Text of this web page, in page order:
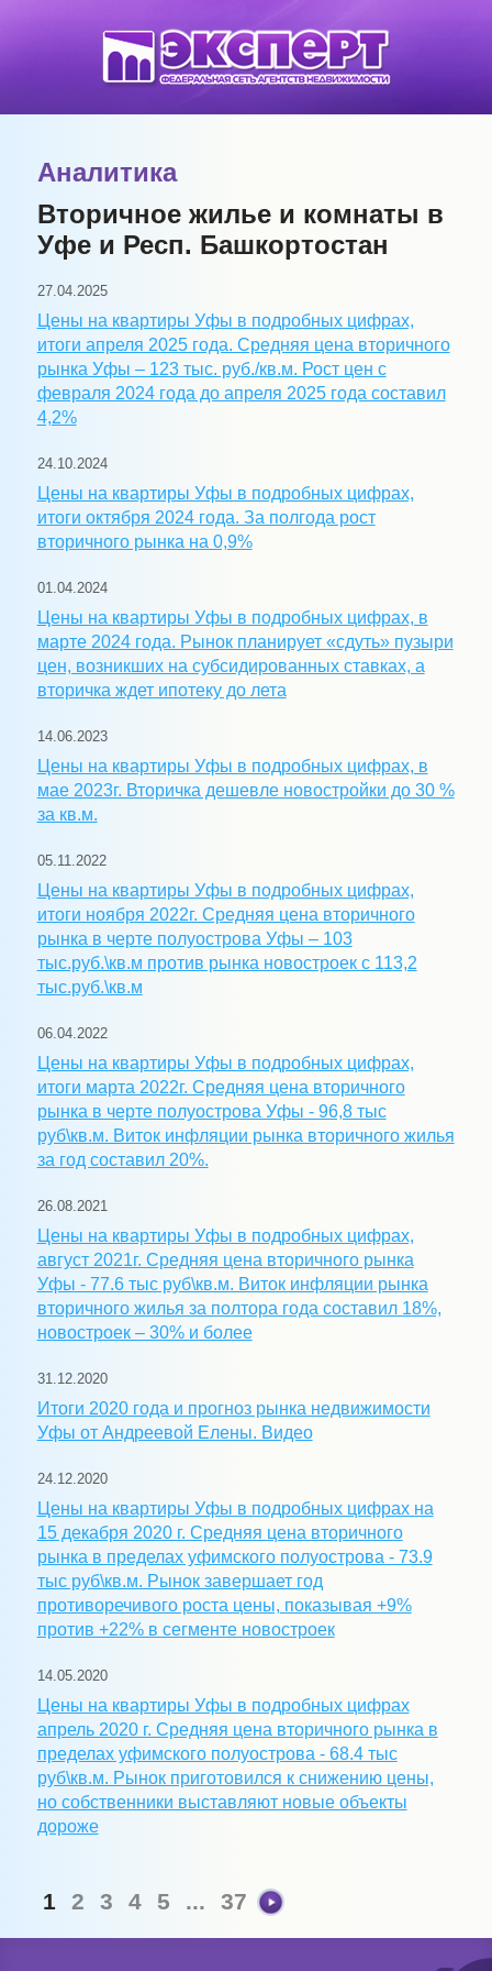
Аналитика
Вторичное жилье и комнаты в
Уфе и Респ. Башкортостан
27.04.2025
Цены на квартиры Уфы в подробных цифрах,
итоги апреля 2025 года. Средняя цена вторичного
рынка Уфы – 123 тыс. руб./кв.м. Рост цен с
февраля 2024 года до апреля 2025 года составил
4,2%
24.10.2024
Цены на квартиры Уфы в подробных цифрах,
итоги октября 2024 года. За полгода рост
вторичного рынка на 0,9%
01.04.2024
Цены на квартиры Уфы в подробных цифрах, в
марте 2024 года. Рынок планирует «сдуть» пузыри
цен, возникших на субсидированных ставках, а
вторичка ждет ипотеку до лета
14.06.2023
Цены на квартиры Уфы в подробных цифрах, в
мае 2023г. Вторичка дешевле новостройки до 30 %
за кв.м.
05.11.2022
Цены на квартиры Уфы в подробных цифрах,
итоги ноября 2022г. Средняя цена вторичного
рынка в черте полуострова Уфы – 103
тыс.руб.\кв.м против рынка новостроек с 113,2
тыс.руб.\кв.м
06.04.2022
Цены на квартиры Уфы в подробных цифрах,
итоги марта 2022г. Средняя цена вторичного
рынка в черте полуострова Уфы - 96,8 тыс
руб\кв.м. Виток инфляции рынка вторичного жилья
за год составил 20%.
26.08.2021
Цены на квартиры Уфы в подробных цифрах,
август 2021г. Средняя цена вторичного рынка
Уфы - 77.6 тыс руб\кв.м. Виток инфляции рынка
вторичного жилья за полтора года составил 18%,
новостроек – 30% и более
31.12.2020
Итоги 2020 года и прогноз рынка недвижимости
Уфы от Андреевой Елены. Видео
24.12.2020
Цены на квартиры Уфы в подробных цифрах на
15 декабря 2020 г. Средняя цена вторичного
рынка в пределах уфимского полуострова - 73.9
тыс руб\кв.м. Рынок завершает год
противоречивого роста цены, показывая +9%
против +22% в сегменте новостроек
14.05.2020
Цены на квартиры Уфы в подробных цифрах
апрель 2020 г. Средняя цена вторичного рынка в
пределах уфимского полуострова - 68.4 тыс
руб\кв.м. Рынок приготовился к снижению цены,
но собственники выставляют новые объекты
дороже
1 2 3 4 5 ... 37